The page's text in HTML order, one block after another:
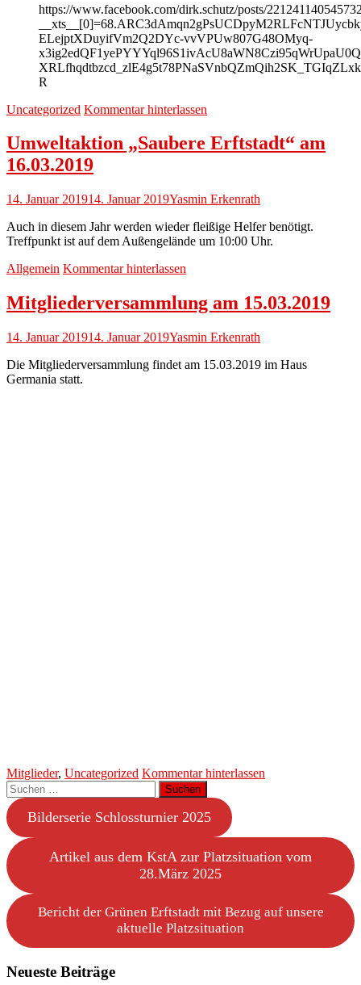
https://www.facebook.com/dirk.schutz/posts/
ELejptXDuyifVm2Q2DYc-vvVPUw807G48OMyq-
R
Uncategorized Kommentar hinterlassen
Umweltaktion „Saubere Erftstadt“ am
16.03.2019
14. Januar 201914. Januar 2019Yasmin Erkenrath
Auch in diesem Jahr werden wieder fleißige Helfer benötigt.
Treffpunkt ist auf dem Außengelände um 10:00 Uhr.
Allgemein Kommentar hinterlassen
Mitgliederversammlung am 15.03.2019
14. Januar 201914. Januar 2019Yasmin Erkenrath
Die Mitgliederversammlung findet am 15.03.2019 im Haus
Germania statt.
Mitglieder, Uncategorized Kommentar hinterlassen
Suchen
nach:
Bilderserie Schlossturnier 2025
Artikel aus dem KstA zur Platzsituation vom
28.März 2025
Bericht der Grünen Erftstadt mit Bezug auf unsere
aktuelle Platzsituation
Neueste Beiträge